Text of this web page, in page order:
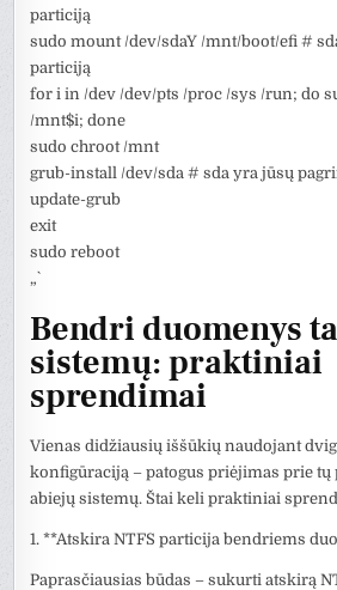
particiją
sudo mount /dev/sdaY /mnt/boot/efi #
particiją
for i in /dev /dev/pts /proc /sys /run; do
/mnt$i; done
sudo chroot /mnt
grub-install /dev/sda # sda yra jūsų
update-grub
exit
sudo reboot
„`
Bendri duomenys
sistemų: praktiniai
sprendimai
Vienas didžiausių iššūkių naudojant
konfigūraciją – patogus priėjimas prie tų
abiejų sistemų. Štai keli praktiniai
1. **Atskira NTFS particija bendriems
Paprasčiausias būdas – sukurti atskirą